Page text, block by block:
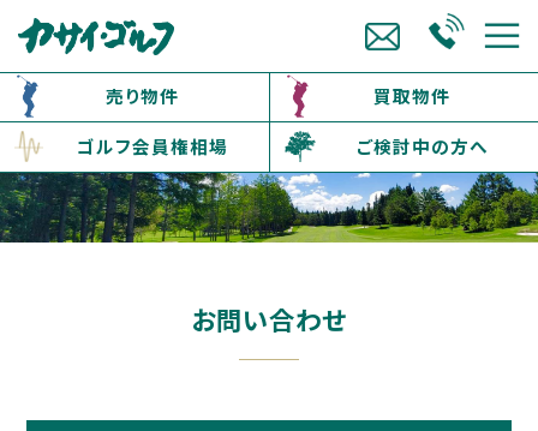
売り物件
買取物件
ゴルフ会員権相場
ご検討中の方へ
お問い合わせ